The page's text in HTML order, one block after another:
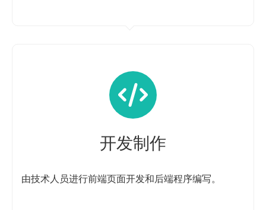
开发制作
由技术人员进行前端页面开发和后端程序编写。